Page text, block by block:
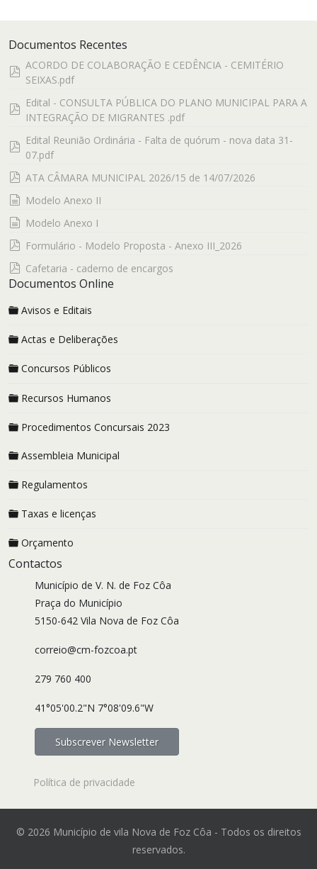
Documentos Recentes
pdf
ACORDO DE COLABORAÇÃO E CEDÊNCIA - CEMITÉRIO
SEIXAS.pdf
pdf
Edital - CONSULTA PÚBLICA DO PLANO MUNICIPAL PARA A
INTEGRAÇÃO DE MIGRANTES .pdf
pdf
Edital Reunião Ordinária - Falta de quórum - nova data 31-
07.pdf
pdf
ATA CÂMARA MUNICIPAL 2026/15 de 14/07/2026
documento
Modelo Anexo II
documento
Modelo Anexo I
pdf
Formulário - Modelo Proposta - Anexo III_2026
pdf
Cafetaria - caderno de encargos
Documentos Online
Avisos e Editais
Actas e Deliberações
Concursos Públicos
Recursos Humanos
Procedimentos Concursais 2023
Assembleia Municipal
Regulamentos
Taxas e licenças
Orçamento
Contactos
Município de V. N. de Foz Côa
Praça do Município
5150-642 Vila Nova de Foz Côa
correio@cm-fozcoa.pt
279 760 400
41°05'00.2"N 7°08'09.6"W
Subscrever Newsletter
Política de privacidade
© 2026 Município de vila Nova de Foz Côa - Todos os direitos
reservados.